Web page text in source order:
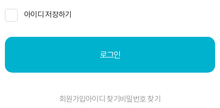
아이디 저장하기
로그인
회원가입아이디 찾기비밀번호 찾기